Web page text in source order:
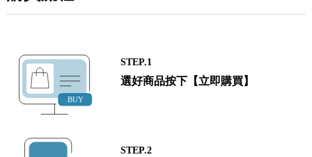
STEP.1
選好商品按下【立即購買】
STEP.2